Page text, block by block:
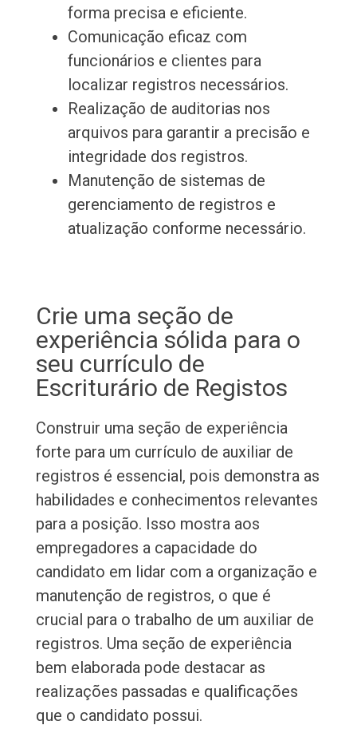
forma precisa e eficiente.
Comunicação eficaz com
funcionários e clientes para
localizar registros necessários.
Realização de auditorias nos
arquivos para garantir a precisão e
integridade dos registros.
Manutenção de sistemas de
gerenciamento de registros e
atualização conforme necessário.
Crie uma seção de
experiência sólida para o
seu currículo de
Escriturário de Registos
Construir uma seção de experiência
forte para um currículo de auxiliar de
registros é essencial, pois demonstra as
habilidades e conhecimentos relevantes
para a posição. Isso mostra aos
empregadores a capacidade do
candidato em lidar com a organização e
manutenção de registros, o que é
crucial para o trabalho de um auxiliar de
registros. Uma seção de experiência
bem elaborada pode destacar as
realizações passadas e qualificações
que o candidato possui.